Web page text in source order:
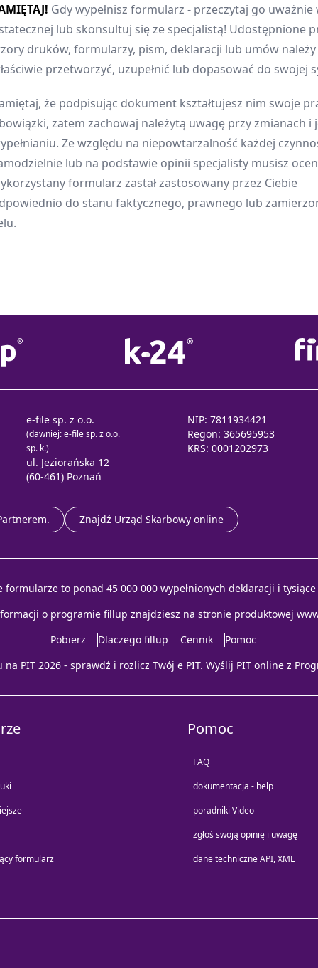
Gdy wypełnisz formularz - przeczytaj go uważnie
lub skonsultuj się ze specjalistą! Udostępnione
druków, formularzy, pism, deklaracji lub umów należy
przetworzyć, uzupełnić lub dopasować do swojej
że podpisując dokument kształtujesz nim swoje
zatem zachowaj należytą uwagę przy zmianach i
Ze względu na niepowtarzalność każdej
lub na podstawie opinii specjalisty musisz
formularz zastał zastosowany przez Ciebie
do stanu faktycznego, prawnego lub
e-file sp. z o.o.
(dawniej: e-file sp. z o.o.
sp. k.)
ul. Jeziorańska 12
(60-461) Poznań
NIP: 7811934421
Regon: 365695953
KRS: 0001202973
Znajdź Urząd Skarbowy online
formularze to ponad 45 000 000 wypełnionych deklaracji i
o programie fillup znajdziesz na stronie produktowej
Pobierz
Dlaczego fillup Cennik
Pomoc
na PIT 2026 - sprawdź i rozlicz Twój e PIT. Wyślij PIT online z
formularz
Pomoc
FAQ
dokumentacja - help
poradniki Video
zgłoś swoją opinię i uwagę
dane techniczne API, XML